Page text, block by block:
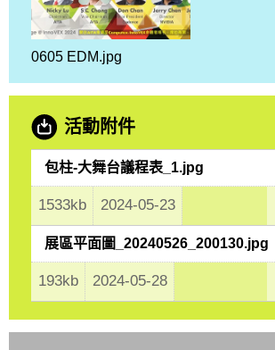
0605 EDM.jpg
活動附件
包柱-大舞台議程表_1.jpg
1533kb 2024-05-23
展區平面圖_20240526_200130.jpg
193kb 2024-05-28